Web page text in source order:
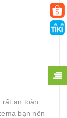
rất an toàn
bạn nên